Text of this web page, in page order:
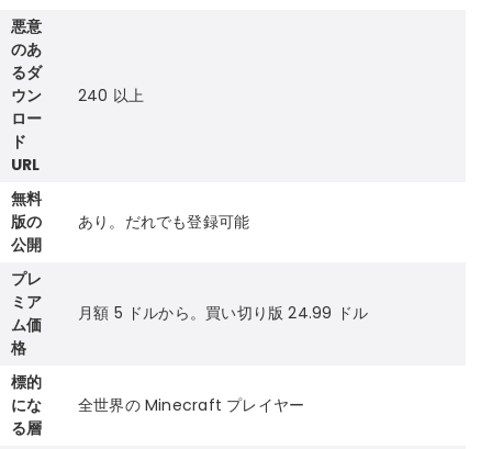
悪意
のあ
るダ
ウン
ロー
ド
URL
240 以上
無料
版の
公開
あり。だれでも登録可能
プレ
ミア
ム価
格
月額 5 ドルから。買い切り版 24.99 ドル
標的
にな
る層
全世界の Minecraft プレイヤー